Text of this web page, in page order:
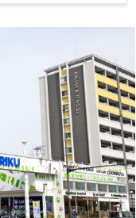
催のお知らせ♪
ドッグラン 開催